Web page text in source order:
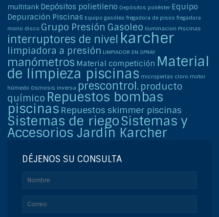
multitank Depósitos polietileno Depósitos poliéster Equipo
Depuración Piscinas Equipo gasóleo fregadora de pisos fregadora
mono disco Grupo Presión Gasoleo Iluminacion Piscinas
interruptores de nivel karcher
limpiadora a presión LIMPIADOR EN SPRAY
manómetros Material competición Material
de limpieza piscinas microperlas cloro motor
húmedo Osmosis inversa prescontrol. producto
químico Repuestos bombas
piscinas Repuestos skimmer piscinas
Sistemas de riegoSistemas y
Accesorios Jardín Karcher
DÉJENOS SU CONSULTA